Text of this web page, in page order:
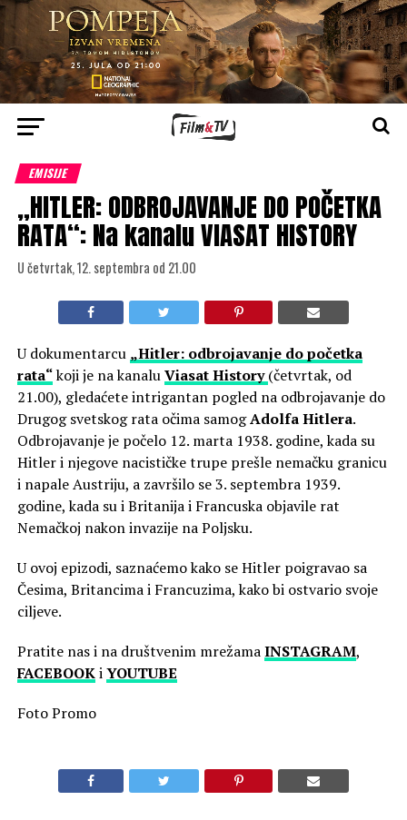
EMISIJE
„HITLER: ODBROJAVANJE DO POČETKA
RATA“: Na kanalu VIASAT HISTORY
U četvrtak, 12. septembra od 21.00
U dokumentarcu „Hitler: odbrojavanje do početka
rata“koji je na kanaluViasat History(četvrtak, od
21.00), gledaćete intrigantan pogled na odbrojavanje do
Drugog svetskog rata očima samogAdolfa Hitlera.
Odbrojavanje je počelo 12. marta 1938. godine, kada su
Hitler i njegove nacističke trupe prešle nemačku granicu
i napale Austriju, a završilo se 3. septembra 1939.
godine, kada su i Britanija i Francuska objavile rat
Nemačkoj nakon invazije na Poljsku.
U ovoj epizodi, saznaćemo kako se Hitler poigravao sa
Česima, Britancima i Francuzima, kako bi ostvario svoje
ciljeve.
Pratite nas i na društvenim mrežamaINSTAGRAM,
FACEBOOKiYOUTUBE
Foto Promo